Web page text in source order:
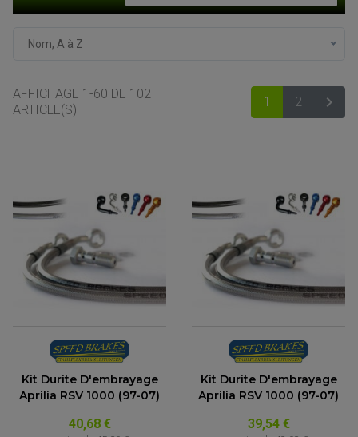
ACCESSOIRES MOTO
COMMANDE RECULE
CLIGNOTANT ADAPTABLE, UNIVERSEL
EMBOUT DE GUIDON
EQUIPEMENT VINTAGE
GUIDON
PONTET / REHAUSSE DE GUIDON
NOS MARQUES
ACCESSOIRE QUAD ARTIC CAT
ACCESSOIRE QUAD CAN-AM
ACCESSOIRES MOTO CROSS ET ENDURO
ACCESSOIRES ANODISES
ACCESSOIRES PADDOCK
Nom, A à Z
AFFICHAGE 1-60 DE 102
ARTICLE(S)
1 2 
Kit Durite D'embrayage
Aprilia RSV 1000 (97-07)
40,68 €
Kit Durite D'embrayage
Aprilia RSV 1000 (97-07)
39,54 €